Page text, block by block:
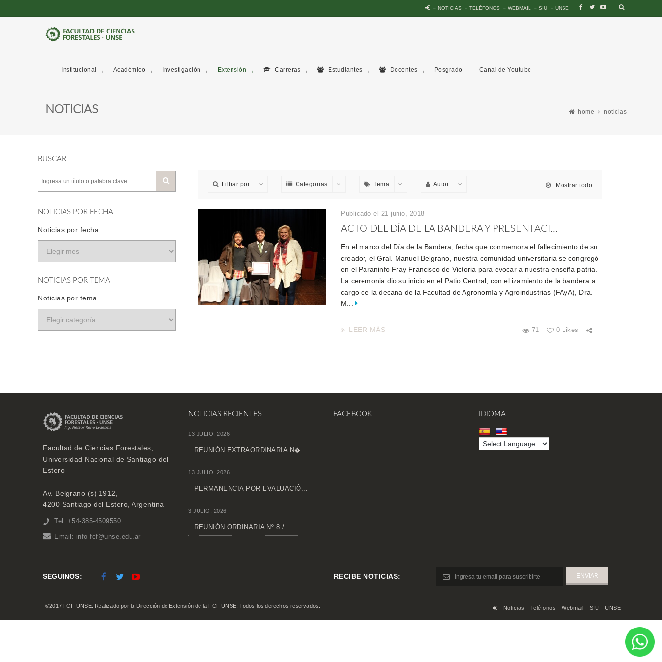
NOTICIAS TELÉFONOS WEBMAIL SIU UNSE
Institucional Académico Investigación Extensión Carreras Estudiantes Docentes Posgrado Canal de Youtube
NOTICIAS home noticias
BUSCAR
NOTICIAS POR FECHA
Noticias por fecha
NOTICIAS POR TEMA
Noticias por tema
Filtrar por Categorias Tema Autor Mostrar todo
Publicado el 21 junio, 2018
ACTO DEL DÍA DE LA BANDERA Y PRESENTACI...
En el marco del Día de la Bandera, fecha que conmemora el fallecimiento de su
creador, el Gral. Manuel Belgrano, nuestra comunidad universitaria se congregó
en el Paraninfo Fray Francisco de Victoria para evocar a nuestra enseña patria.
La ceremonia dio su inicio en el Patio Central, con el izamiento de la bandera a
cargo de la decana de la Facultad de Agronomía y Agroindustrias (FAyA), Dra.
M...
71 0 Likes
LEER MÁS
Facultad de Ciencias Forestales,
Universidad Nacional de Santiago del
Estero
Av. Belgrano (s) 1912,
4200 Santiago del Estero, Argentina
Tel: +54-385-4509550
Email: info-fcf@unse.edu.ar
NOTICIAS RECIENTES
13 JULIO, 2026
REUNIÓN EXTRAORDINARIA N�...
13 JULIO, 2026
PERMANENCIA POR EVALUACIÓ...
3 JULIO, 2026
REUNIÓN ORDINARIA Nº 8 /...
FACEBOOK IDIOMA
SEGUINOS: RECIBE NOTICIAS:
©2017 FCF-UNSE. Realizado por la Dirección de Extensión de la FCF UNSE. Todos los derechos reservados. Noticias Teléfonos Webmail SIU UNSE